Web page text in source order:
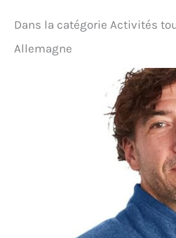
Dans la catégorie Activités
Allemagne